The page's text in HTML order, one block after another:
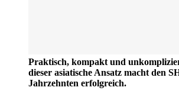
Praktisch, kompakt und
dieser asiatische Ansatz macht den
Jahrzehnten erfolgreich.